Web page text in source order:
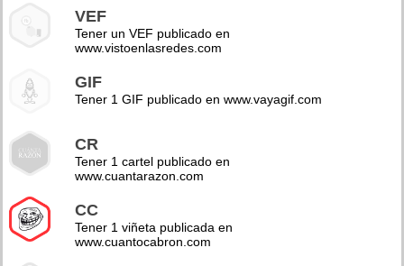
VEF
Tener un VEF publicado en
www.vistoenlasredes.com
GIF
Tener 1 GIF publicado en www.vayagif.com
CR
Tener 1 cartel publicado en
www.cuantarazon.com
CC
Tener 1 viñeta publicada en
www.cuantocabron.com